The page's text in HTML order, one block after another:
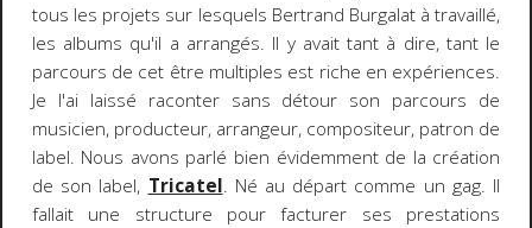
tous les projets sur lesquels Bertrand Burgalat à travaillé,
les albums qu'il a arrangés. Il y avait tant à dire, tant le
parcours de cet être multiples est riche en expériences.
Je l'ai laissé raconter sans détour son parcours de
musicien, producteur, arrangeur, compositeur, patron de
label. Nous avons parlé bien évidemment de la création
de son label, Tricatel. Né au départ comme un gag. Il
fallait une structure pour facturer ses prestations